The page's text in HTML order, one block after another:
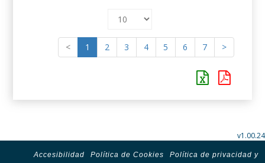
< 1 2 3 4 5 6 7 >
v1.00.24
Accesibilidad Política de Cookies
Política de privacidad y